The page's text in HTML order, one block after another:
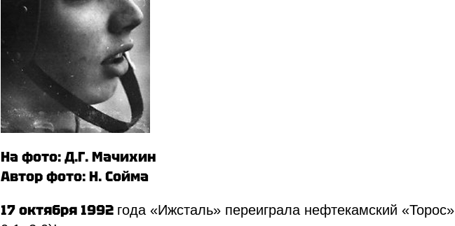
На фото: Д.Г. Мачихин
Автор фото: Н. Сойма
17 октября 1992 года «Ижсталь» переиграла нефтекамский